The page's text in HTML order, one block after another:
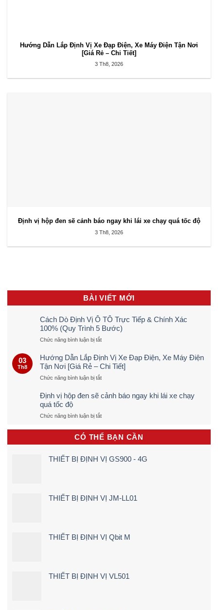
Hướng Dẫn Lắp Định Vị Xe Đạp Điện, Xe Máy Điện Tận Nơi
[Giá Rẻ – Chi Tiết]
3 Th8, 2026
Định vị hộp đen sẽ cảnh báo ngay khi lái xe chạy quá tốc độ
3 Th8, 2026
BÀI VIẾT MỚI
Cách Dò Định Vị Ô TÔ Trực Tiếp & Chính Xác
100% (Quy Trình 5 Bước)
Chức năng bình luận bị tắtở
Dò
Định
Vị
Ô
Trực
Chính
100%
(Quy
5
Bước)
03
Th8
Hướng Dẫn Lắp Định Vị Xe Đạp Điện, Xe Máy Điện
Tận Nơi [Giá Rẻ – Chi Tiết]
Chức năng bình luận bị tắtở
Dẫn
Vị
Đạp
Điện,
Máy
Điện
Rẻ
–
Định vị hộp đen sẽ cảnh báo ngay khi lái xe chạy
quá tốc độ
Chức năng bình luận bị tắtở
vị
hộp
đen
cảnh
xe
CÓ THỂ BẠN CẦN
THIẾT BỊ ĐỊNH VỊ GS900 - 4G
THIẾT BỊ ĐỊNH VỊ JM-LL01
THIẾT BỊ ĐỊNH VỊ Qbit M
THIẾT BỊ ĐỊNH VỊ VL501